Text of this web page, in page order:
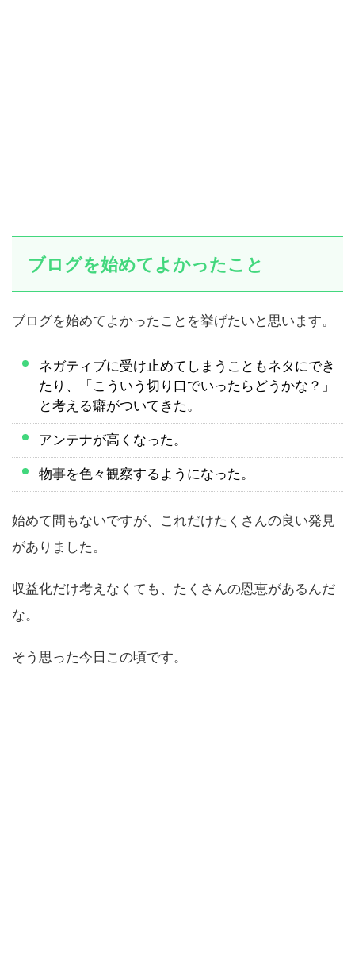
ブログを始めてよかったこと
ブログを始めてよかったことを挙げたいと思います。
ネガティブに受け止めてしまうこともネタにでき
たり、「こういう切り口でいったらどうかな？」
と考える癖がついてきた。
アンテナが高くなった。
物事を色々観察するようになった。
始めて間もないですが、これだけたくさんの良い発見
がありました。
収益化だけ考えなくても、たくさんの恩恵があるんだ
な。
そう思った今日この頃です。